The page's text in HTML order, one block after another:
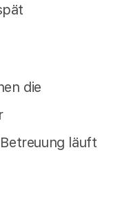
die
läuft